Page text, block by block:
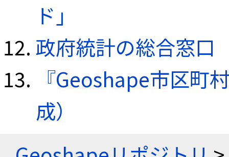
ド」
政府統計の総合窓口
『Geoshape市区町
成）